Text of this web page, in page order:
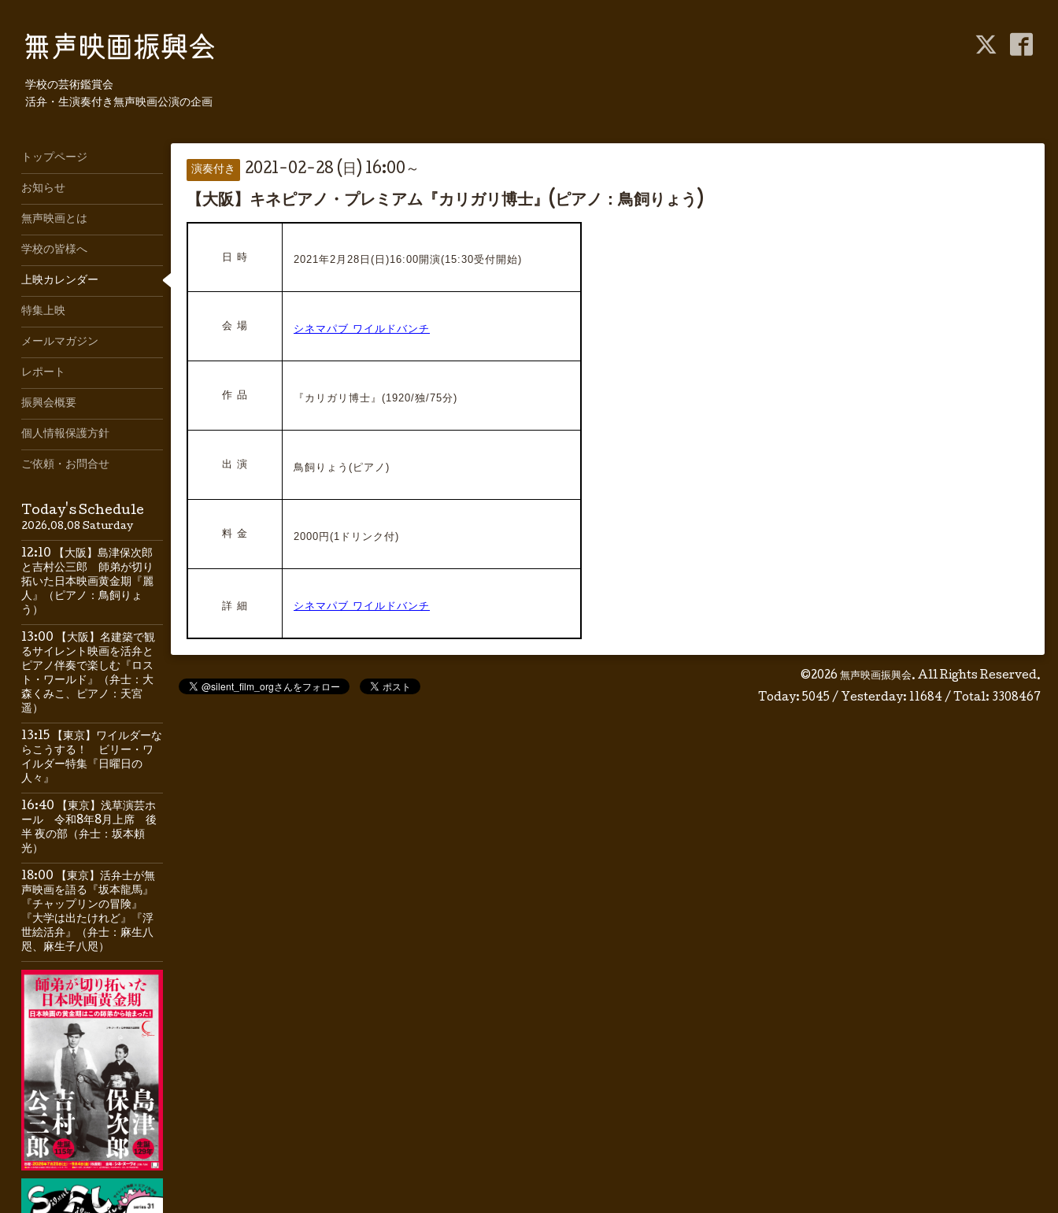
学校の芸術鑑賞会
活弁・生演奏付き無声映画公演の企画
演奏付き 2021-02-28 (日) 16:00～
【大阪】キネピアノ・プレミアム『カリガリ博士』(ピアノ：鳥飼りょう)
日 時 2021年2月28日(日)16:00開演(15:30受付開始)
会 場 シネマパブ ワイルドバンチ
作 品 『カリガリ博士』 (1920/独/75分)
出 演 鳥飼りょう(ピアノ)
料 金 2000円(1ドリンク付)
詳 細 シネマパブ ワイルドバンチ
©2026 無声映画振興会. All Rights Reserved.
Today: 5045 / Yesterday: 11684 / Total: 3308467
トップページ
お知らせ
無声映画とは
学校の皆様へ
上映カレンダー
特集上映
メールマガジン
レポート
振興会概要
個人情報保護方針
ご依頼・お問合せ
Today's Schedule
2026.08.08 Saturday
12:10 【大阪】島津保次郎
と吉村公三郎 師弟が切り
拓いた日本映画黄金期『麗
人』（ピアノ：鳥飼りょ
う）
13:00 【大阪】名建築で観
るサイレント映画を活弁と
ピアノ伴奏で楽しむ『ロス
ト・ワールド』（弁士：大
森くみこ、ピアノ：天宮
遥）
13:15 【東京】ワイルダーな
らこうする！ ビリー・ワ
イルダー特集『日曜日の
人々』
16:40 【東京】浅草演芸ホ
ール 令和8年8月上席 後
半 夜の部（弁士：坂本頼
光）
18:00 【東京】活弁士が無
声映画を語る『坂本龍馬』
『チャップリンの冒険』
『大学は出たけれど』『浮
世絵活弁』（弁士：麻生八
咫、麻生子八咫）